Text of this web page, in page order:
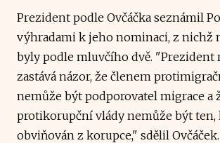
Prezident podle Ovčáčka seznámil
výhradami k jeho nominaci, z nichž
byly podle mluvčího dvě. "Prezident
zastává názor, že členem
nemůže být podporovatel migrace a
protikorupční vlády nemůže být ten,
obviňován z korupce," sdělil Ovčáček.